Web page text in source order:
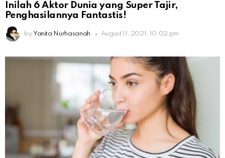
Inilah 6 Aktor Dunia yang Super Tajir,
Penghasilannya Fantastis!
by Yanita Nurhasanah August 11, 2021, 10:02 pm